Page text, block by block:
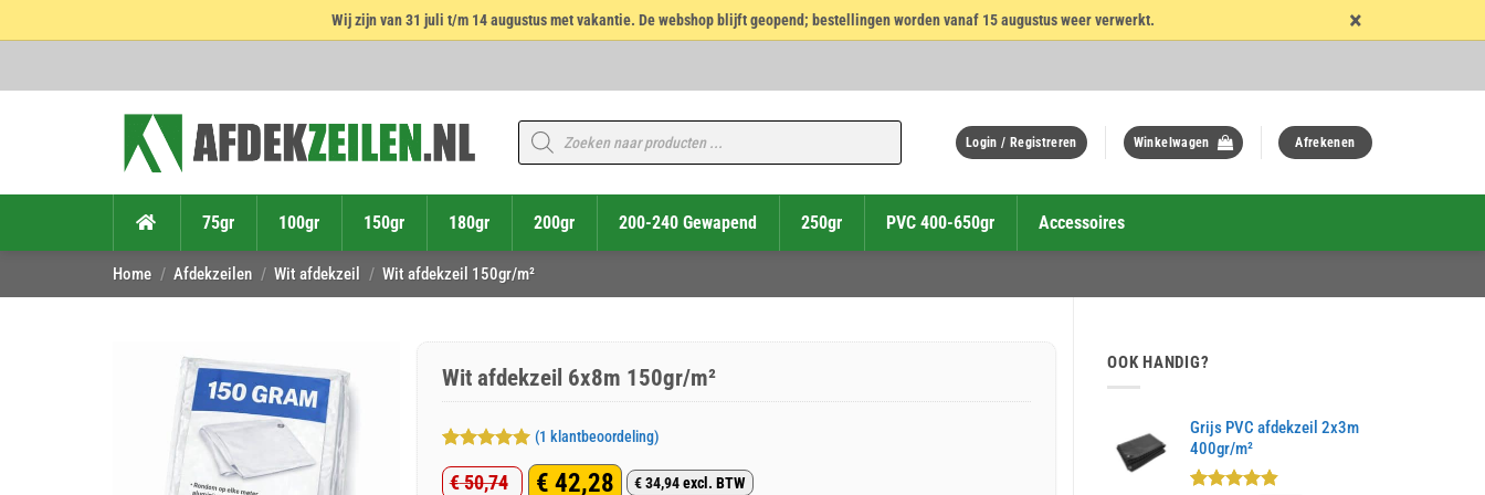
Wij zijn van 31 juli t/m 14 augustus met vakantie. De webshop blijft geopend; bestellingen worden vanaf 15 augustus weer verwerkt. ×
Producten
zoeken
Login / Registreren Winkelwagen Afrekenen
75gr 100gr 150gr 180gr 200gr 200-240 Gewapend 250gr PVC 400-650gr Accessoires
Home / Afdekzeilen / Wit afdekzeil / Wit afdekzeil 150gr/m²
OOK HANDIG?
Grijs PVC afdekzeil 2x3m
400gr/m²
Wit afdekzeil 6x8m 150gr/m²
Gewaardeerd
5op 5
1
(1 klantbeoordeling)
€50,74 € 42,28 €34,94excl. BTW